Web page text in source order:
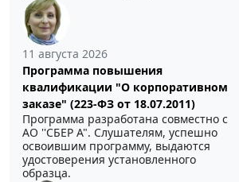
11 августа 2026
Программа повышения
квалификации "О корпоративном
заказе" (223-ФЗ от 18.07.2011)
Программа разработана совместно с
АО ''СБЕР А". Слушателям, успешно
освоившим программу, выдаются
удостоверения установленного
образца.